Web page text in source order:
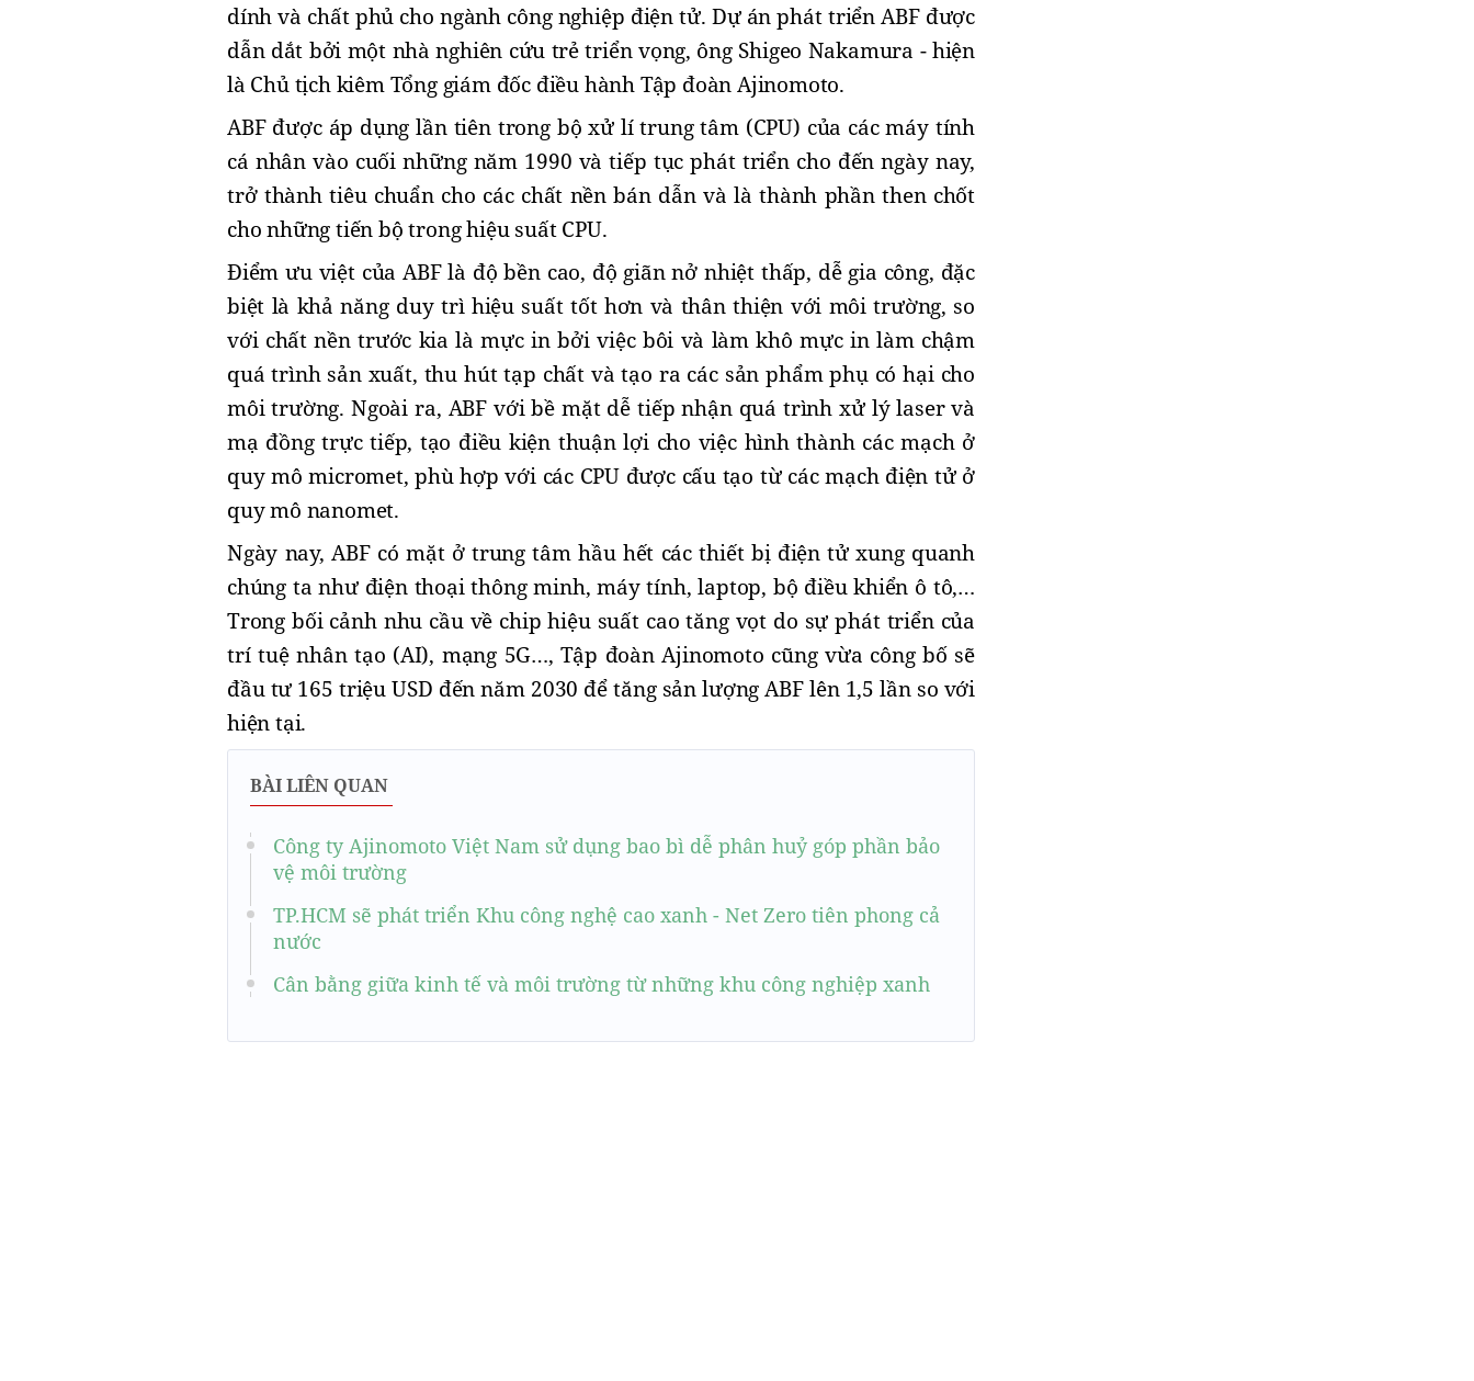
dính và chất phủ cho ngành công nghiệp điện tử. Dự án phát triển ABF được
dẫn dắt bởi một nhà nghiên cứu trẻ triển vọng, ông Shigeo Nakamura - hiện
là Chủ tịch kiêm Tổng giám đốc điều hành Tập đoàn Ajinomoto.
ABF được áp dụng lần tiên trong bộ xử lí trung tâm (CPU) của các máy tính
cá nhân vào cuối những năm 1990 và tiếp tục phát triển cho đến ngày nay,
trở thành tiêu chuẩn cho các chất nền bán dẫn và là thành phần then chốt
cho những tiến bộ trong hiệu suất CPU.
Điểm ưu việt của ABF là độ bền cao, độ giãn nở nhiệt thấp, dễ gia công, đặc
biệt là khả năng duy trì hiệu suất tốt hơn và thân thiện với môi trường, so
với chất nền trước kia là mực in bởi việc bôi và làm khô mực in làm chậm
quá trình sản xuất, thu hút tạp chất và tạo ra các sản phẩm phụ có hại cho
môi trường. Ngoài ra, ABF với bề mặt dễ tiếp nhận quá trình xử lý laser và
mạ đồng trực tiếp, tạo điều kiện thuận lợi cho việc hình thành các mạch ở
quy mô micromet, phù hợp với các CPU được cấu tạo từ các mạch điện tử ở
quy mô nanomet.
Ngày nay, ABF có mặt ở trung tâm hầu hết các thiết bị điện tử xung quanh
chúng ta như điện thoại thông minh, máy tính, laptop, bộ điều khiển ô tô,…
Trong bối cảnh nhu cầu về chip hiệu suất cao tăng vọt do sự phát triển của
trí tuệ nhân tạo (AI), mạng 5G…, Tập đoàn Ajinomoto cũng vừa công bố sẽ
đầu tư 165 triệu USD đến năm 2030 để tăng sản lượng ABF lên 1,5 lần so với
hiện tại.
BÀI LIÊN QUAN
Công ty Ajinomoto Việt Nam sử dụng bao bì dễ phân huỷ góp phần bảo
vệ môi trường
TP.HCM sẽ phát triển Khu công nghệ cao xanh - Net Zero tiên phong cả
nước
Cân bằng giữa kinh tế và môi trường từ những khu công nghiệp xanh